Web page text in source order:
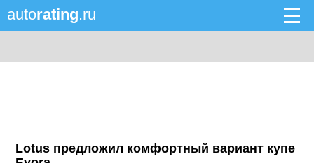
autorating.ru
Lotus предложил комфортный вариант купе